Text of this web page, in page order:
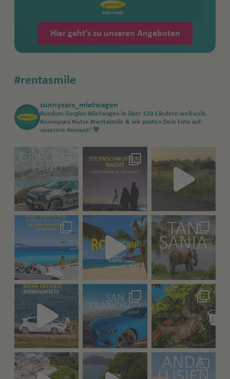
Hier geht's zu unseren Angeboten
#rentasmile
sunnycars_mietwagen
Rundum-Sorglos-Mietwagen in über 120 Ländern weltweit.
#sunnycars Nutze #rentasmile & wir posten Dein Foto auf
unserem Account! 💛